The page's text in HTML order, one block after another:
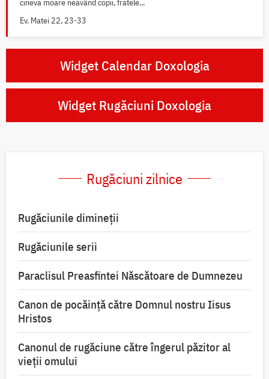
cineva moare neavând copii, fratele...
Ev. Matei 22, 23-33
Widget Calendar Doxologia
Widget Rugăciuni Doxologia
Rugăciuni zilnice
Rugăciunile dimineții
Rugăciunile serii
Paraclisul Preasfintei Născătoare de Dumnezeu
Canon de pocăință către Domnul nostru Iisus
Hristos
Canonul de rugăciune către îngerul păzitor al
vieții omului